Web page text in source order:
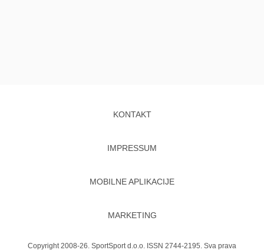
KONTAKT
IMPRESSUM
MOBILNE APLIKACIJE
MARKETING
Copyright 2008-26. SportSport d.o.o. ISSN 2744-2195. Sva prava